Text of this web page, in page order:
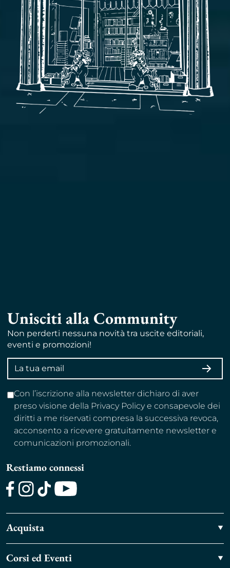
Unisciti alla Community
Non perderti nessuna novità tra uscite editoriali,
eventi e promozioni!
Indirizzo
email
Con l’iscrizione alla newsletter dichiaro di aver
preso visione della Privacy Policy e consapevole dei
diritti a me riservati compresa la successiva revoca,
acconsento a ricevere gratuitamente newsletter e
comunicazioni promozionali.
Restiamo connessi
Acquista
Corsi ed Eventi